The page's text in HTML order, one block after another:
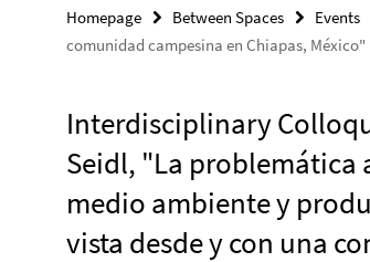
Homepage Between Spaces Events
comunidad campesina en Chiapas, México"
Interdisciplinary
Seidl, "La problemática
medio ambiente y
vista desde y con una